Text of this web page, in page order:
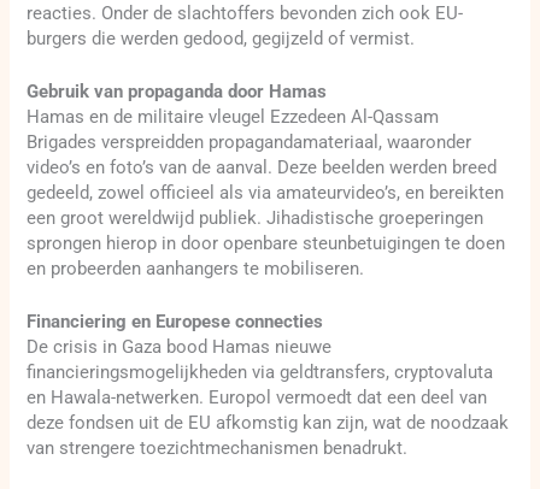
reacties. Onder de slachtoffers bevonden zich ook EU-
burgers die werden gedood, gegijzeld of vermist.
Gebruik van propaganda door Hamas
Hamas en de militaire vleugel Ezzedeen Al-Qassam
Brigades verspreidden propagandamateriaal, waaronder
video’s en foto’s van de aanval. Deze beelden werden breed
gedeeld, zowel officieel als via amateurvideo’s, en bereikten
een groot wereldwijd publiek. Jihadistische groeperingen
sprongen hierop in door openbare steunbetuigingen te doen
en probeerden aanhangers te mobiliseren.
Financiering en Europese connecties
De crisis in Gaza bood Hamas nieuwe
financieringsmogelijkheden via geldtransfers, cryptovaluta
en Hawala-netwerken. Europol vermoedt dat een deel van
deze fondsen uit de EU afkomstig kan zijn, wat de noodzaak
van strengere toezichtmechanismen benadrukt.